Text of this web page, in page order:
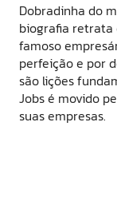
Dobradinha do
biografia retrata
famoso
perfeição e por
são lições
Jobs é movido
suas empresas.